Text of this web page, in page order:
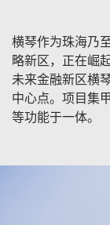
横琴作为珠海乃
略新区，正在崛
未来金融新区横
中心点。项目集
等功能于一体。